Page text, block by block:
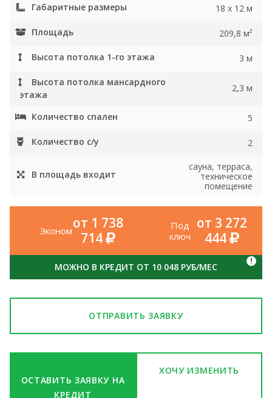
Габаритные размеры 18 x 12 м
Площадь 209,8 м²
Высота потолка 1-го этажа 3 м
Высота потолка мансардного
этажа
2,3 м
Количество спален 5
Количество с/у 2
В площадь входит
сауна, терраса,
техническое
помещение
Экономот 1 738
714
Под
ключ
от 3 272
444
МОЖНО В КРЕДИТ ОТ 10 048 РУБ/МЕС
!
ХОЧУ ИЗМЕНИТЬ
ОСТАВИТЬ ЗАЯВКУ НА
КРЕДИТ
ОТПРАВИТЬ ЗАЯВКУ